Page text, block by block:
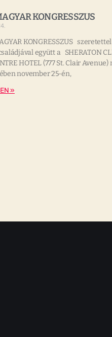
KONGRESSZUS
KONGRESSZUS
együtt a SHERATON
HOTEL (777 St. Clair Avenue)
november 25-én,
»